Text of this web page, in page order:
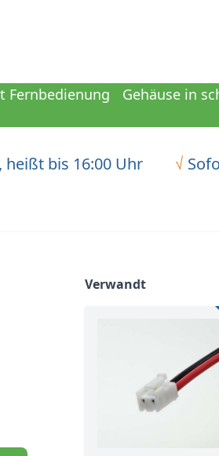
heißt bis 16:00 Uhr
√
Fernbedienung Gehäuse in
Verwandt